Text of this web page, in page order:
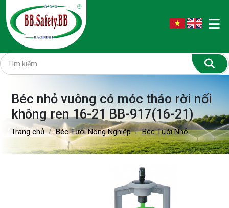
Béc nhỏ vuông có móc tháo rời nối
không ren 16-21 BB-917(16-21)
Trang chủ Béc Tưới Nông Nghiệp Béc Tưới Nhỏ